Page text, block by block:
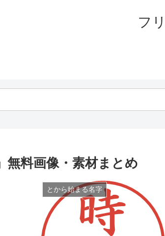
フ
無料画像・素材まとめ
とから始まる名字